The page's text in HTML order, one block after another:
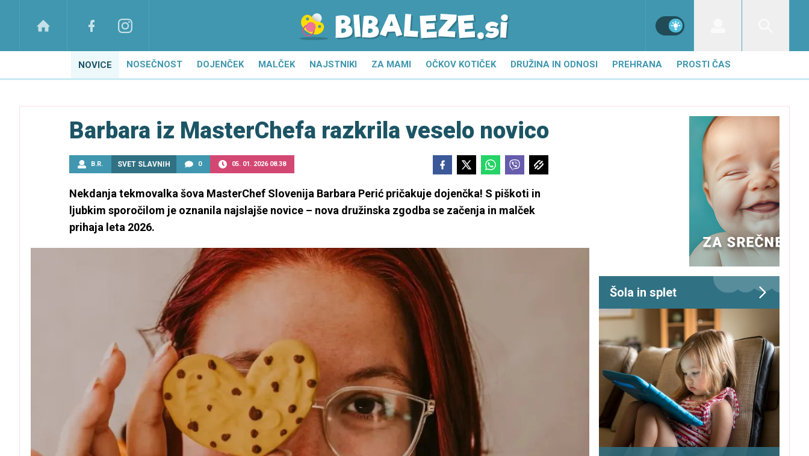
NOVICE NOSEČNOST DOJENČEK MALČEK NAJSTNIKI ZA MAMI OČKOV KOTIČEK DRUŽINA IN ODNOSI PREHRANA PROSTI ČAS
Barbara iz MasterChefa razkrila veselo novico
B.R. SVET SLAVNIH 0 05. 01. 2026 08.38
Nekdanja tekmovalka šova MasterChef Slovenija Barbara Perić pričakuje dojenčka! S piškoti in
ljubkim sporočilom je oznanila najslajše novice – nova družinska zgodba se začenja in malček
prihaja leta 2026.
Šola in splet